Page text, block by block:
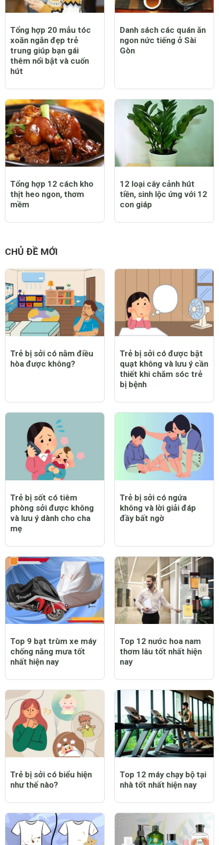
Tổng hợp 20 mẫu tóc
xoăn ngắn đẹp trẻ
trung giúp bạn gái
thêm nổi bật và cuốn
hút
Danh sách các quán ăn
ngon nức tiếng ở Sài
Gòn
Tổng hợp 12 cách kho
thịt heo ngon, thơm
mềm
12 loại cây cảnh hút
tiền, sinh lộc ứng với 12
con giáp
CHỦ ĐỀ MỚI
Trẻ bị sởi có nằm điều
hòa được không?
Trẻ bị sởi có được bật
quạt không và lưu ý cần
thiết khi chăm sóc trẻ
bị bệnh
Trẻ bị sốt có tiêm
phòng sởi được không
và lưu ý dành cho cha
mẹ
Trẻ bị sởi có ngứa
không và lời giải đáp
đầy bất ngờ
Top 9 bạt trùm xe máy
chống nắng mưa tốt
nhất hiện nay
Top 12 nước hoa nam
thơm lâu tốt nhất hiện
nay
Trẻ bị sởi có biểu hiện
như thế nào?
Top 12 máy chạy bộ tại
nhà tốt nhất hiện nay